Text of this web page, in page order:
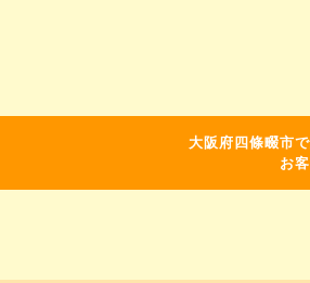
大阪府四條畷市
お